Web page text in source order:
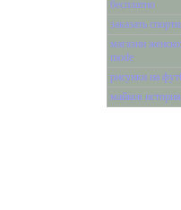
бесплатно
заказать
магазин
mode
рисунки на
майков